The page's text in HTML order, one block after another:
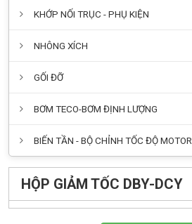
KHỚP NỐI TRỤC - PHỤ KIỆN
NHÔNG XÍCH
GỐI ĐỠ
BƠM TECO-BƠM ĐỊNH LƯỢNG
BIẾN TẦN - BỘ CHỈNH TỐC ĐỘ MOTOR
HỘP GIẢM TỐC DBY-DCY